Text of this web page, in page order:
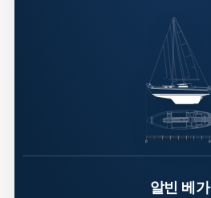
알빈 베가